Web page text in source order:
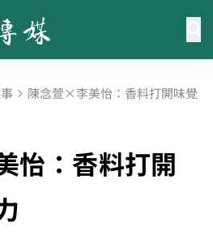
陳念萱×李美怡：香料打開味覺
：香料打開